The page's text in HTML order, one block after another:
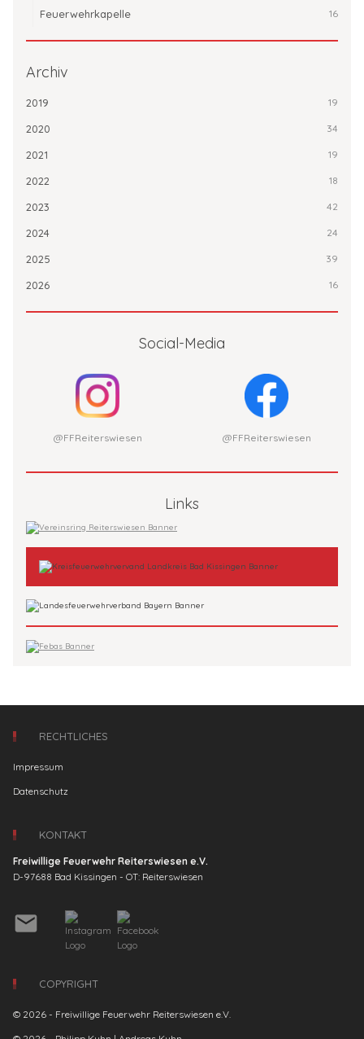
Feuerwehrkapelle 16
Archiv
2019 19
2020 34
2021 19
2022 18
2023 42
2024 24
2025 39
2026 16
Social-Media
@FFReiterswiesen @FFReiterswiesen
Links
RECHTLICHES
Impressum
Datenschutz
KONTAKT
Freiwillige Feuerwehr Reiterswiesen e.V.
D-97688 Bad Kissingen - OT: Reiterswiesen
email
COPYRIGHT
© 2026 - Freiwillige Feuerwehr Reiterswiesen e.V.